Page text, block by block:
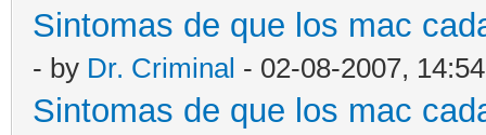
Sintomas de que los mac
- by Dr. Criminal - 02-08-2007, 14:54
Sintomas de que los mac